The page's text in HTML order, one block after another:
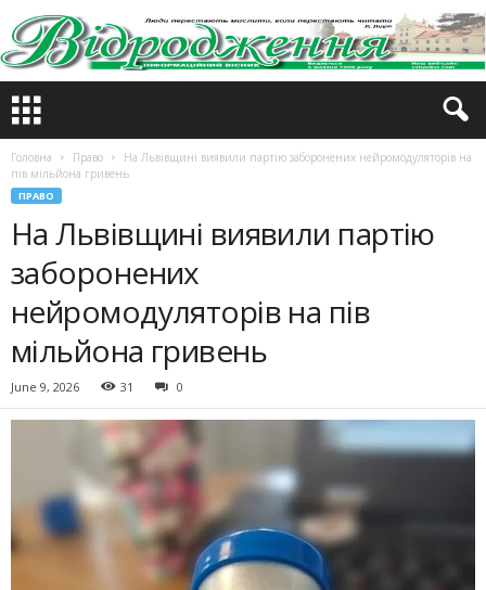
Головна Право
На Львівщині виявили партію заборонених нейромодуляторів на
пів мільйона гривень
ПРАВО
На Львівщині виявили партію
заборонених
нейромодуляторів на пів
мільйона гривень
June 9, 2026 31 0